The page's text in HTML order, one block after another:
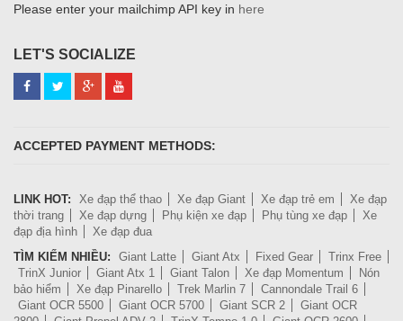
Please enter your mailchimp API key in here
LET'S SOCIALIZE
ACCEPTED PAYMENT METHODS:
LINK HOT: Xe đạp thể thao Xe đạp Giant Xe đạp trẻ em
Xe đạp
thời trang
Xe đạp dựng Phụ kiện xe đạp Phụ tùng xe đạp
Xe
đạp địa hình
Xe đạp đua
TÌM KIẾM NHIỀU:
Giant Latte Giant Atx Fixed Gear
Trinx Free
TrinX Junior
Giant Atx 1 Giant Talon Xe đạp Momentum
Nón
bảo hiểm
Xe đạp Pinarello Trek Marlin 7
Cannondale Trail 6
Giant OCR 5500
Giant OCR 5700 Giant SCR 2
Giant OCR